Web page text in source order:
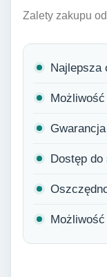
Zalety zakupu
Najlepsza
Dostęp